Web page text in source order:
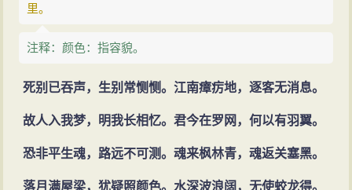
里。
注释：颜色：指容貌。
死别已吞声，生别常恻恻。江南瘴疠地，逐客无消息。
故人入我梦，明我长相忆。君今在罗网，何以有羽翼。
恐非平生魂，路远不可测。魂来枫林青，魂返关塞黑。
落月满屋梁，犹疑照颜色。水深波浪阔，无使蛟龙得。